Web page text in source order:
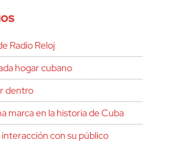
Radio Reloj
hogar cubano
dentro
marca en la historia de Cuba
interacción con su público